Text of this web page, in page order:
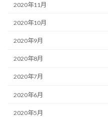
2020年11月
2020年10月
2020年9月
2020年8月
2020年7月
2020年6月
2020年5月